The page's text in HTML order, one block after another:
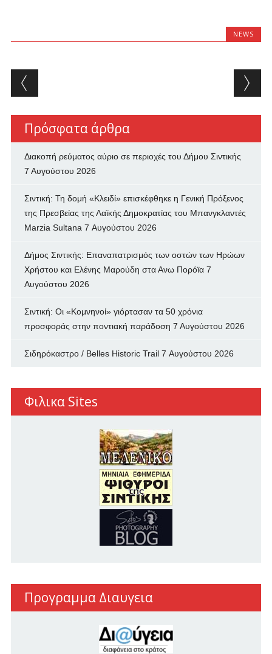
NEWS
Post navigation
Πρόσφατα άρθρα
Διακοπή ρεύματος αύριο σε περιοχές του Δήμου Σιντικής
7 Αυγούστου 2026
Σιντική: Τη δομή «Κλειδί» επισκέφθηκε η Γενική Πρόξενος
της Πρεσβείας της Λαϊκής Δημοκρατίας του Μπανγκλαντές
Marzia Sultana 7 Αυγούστου 2026
Δήμος Σιντικής: Επαναπατρισμός των oστών των Ηρώων
Χρήστου και Ελένης Μαρούδη στα Ανω Πορόϊα 7
Αυγούστου 2026
Σιντική: Οι «Κομνηνοί» γιόρτασαν τα 50 χρόνια
προσφοράς στην ποντιακή παράδοση 7 Αυγούστου 2026
Σιδηρόκαστρο / Belles Historic Trail 7 Αυγούστου 2026
Φιλικα Sites
Προγραμμα Διαυγεια